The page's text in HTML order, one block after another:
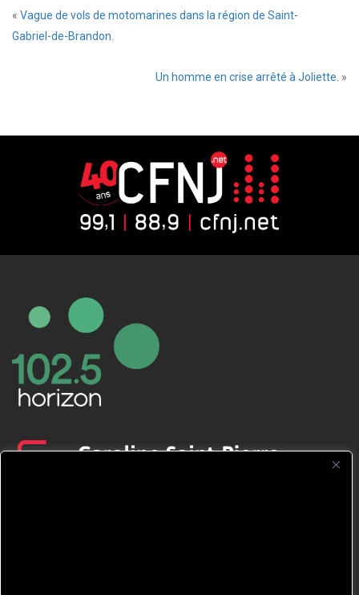
« Vague de vols de motomarines dans la région de Saint-
Gabriel-de-Brandon.
Un homme en crise arrêté à Joliette. »